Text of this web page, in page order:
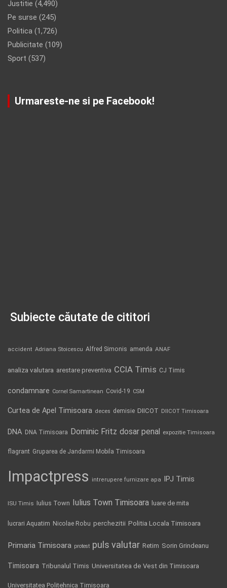
Justitie (4,490)
Pe surse (245)
Politica (1,726)
Publicitate (109)
Sport (537)
Urmareste-ne si pe Facebook!
Subiecte căutate de cititori
accident Adriana Stoicescu Alfred Simonis amenda ANAF
analiza valutara arestare preventiva CCIA Timis CJ Timis
condamnare Cornel Samartinean Covid-19 CSM
Curtea de Apel Timisoara deces demisie DIICOT DIICOT Timisoara
DNA DNA Timisoara Dominic Fritz dosar penal expozitie Timisoara
flagrant Gruparea de Jandarmi Mobila Timisoara
Impactpress intrerupere furnizare apa IPJ Timis
ISU Timis Iulius Town Iulius Town Timisoara luare de mita
lucrari Aquatim Nicolae Robu perchezitii Politia Locala Timisoara
Primaria Timisoara protest puls valutar Retim Sorin Grindeanu
Timisoara Tribunalul Timis Universitatea de Vest din Timisoara
Universitatea Politehnica Timisoara